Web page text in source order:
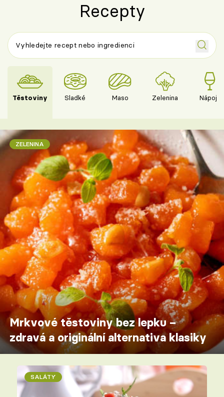
Recepty
Těstoviny Sladké Maso Zelenina Nápoje
ZELENINA
Mrkvové těstoviny bez lepku –
zdravá a originální alternativa klasiky
SALÁTY